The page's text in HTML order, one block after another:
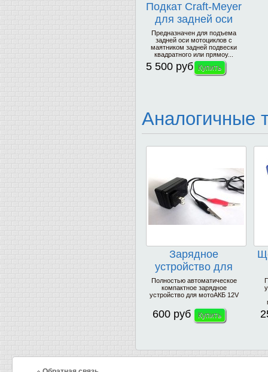
Подкат Craft-Meyer
для задней оси
мотоцикла
Предназначен для подъема
задней оси мотоциклов с
маятником задней подвески
квадратного или прямоу...
5 500 руб
Аналогичные
Зарядное
устройство для
мотоаккумуляторов
12V
Полностью автоматическое
компактное зарядное
устройство для мотоАКБ 12V
600 руб